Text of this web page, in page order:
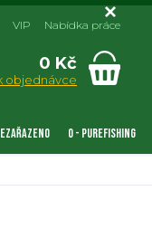
0 Kč
objednávce
VIP Nabídka práce
0 - PUREFISHING